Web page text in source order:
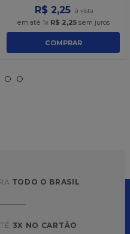
R$ 2,25
em até 1x R$ 2,25sem juros
COMPRAR
TODO O BRASIL
3X NO CARTÃO